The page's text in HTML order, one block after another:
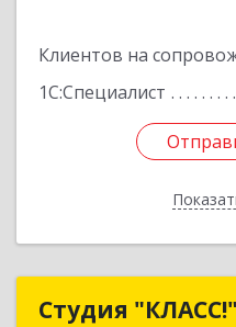
Клиентов на
1С:Специалист
СтудияСтудия